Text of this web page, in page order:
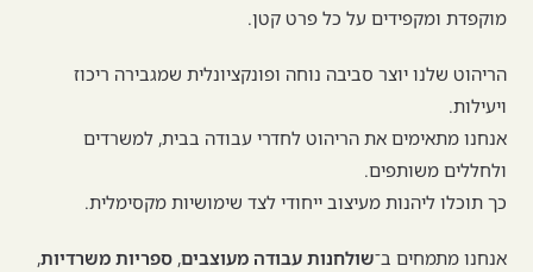
מוקפדת ומקפידים על כל פרט קטן.
הריהוט שלנו יוצר סביבה נוחה ופונקציונלית שמגבירה ריכוז
ויעילות.
אנחנו מתאימים את הריהוט לחדרי עבודה בבית, למשרדים
ולחללים משותפים.
כך תוכלו ליהנות מעיצוב ייחודי לצד שימושיות מקסימלית.
אנחנו מתמחים ב־שולחנות עבודה מעוצבים,ספריות משרדיות,